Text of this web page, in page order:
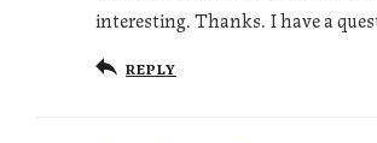
interesting. Thanks. I have a
REPLY